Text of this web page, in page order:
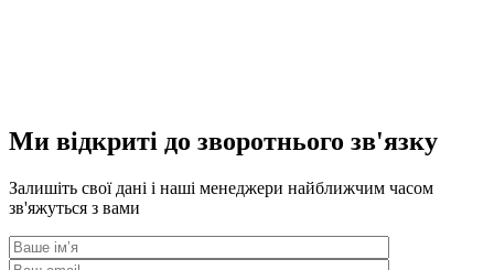
Ми відкриті до зворотнього зв'язку
Залишіть свої дані і наші менеджери найближчим часом
зв'яжуться з вами